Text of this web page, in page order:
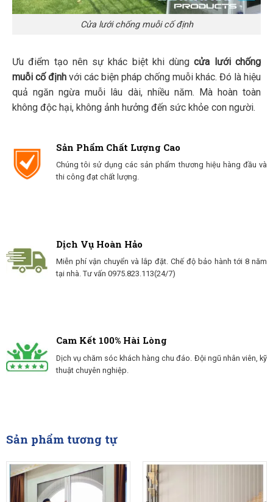
Cửa lưới chống muỗi cố định
Ưu điểm tạo nên sự khác biệt khi dùngcửa lưới chống
muỗi cố định với các biện pháp chống muỗi khác. Đó là hiệu
quả ngăn ngừa muỗi lâu dài, nhiều năm. Mà hoàn toàn
không độc hại, không ảnh hưởng đến sức khỏe con người.
Sản Phẩm Chất Lượng Cao
Chúng tôi sử dụng các sản phẩm thương hiệu hàng đầu và
thi công đạt chất lượng.
Dịch Vụ Hoàn Hảo
Miễn phí vận chuyển và lắp đặt. Chế độ bảo hành tới 8 năm
tại nhà. Tư vấn 0975.823.113(24/7)
Cam Kết 100% Hài Lòng
Dịch vụ chăm sóc khách hàng chu đáo. Đội ngũ nhân viên, kỹ
thuật chuyên nghiệp.
Sản phẩm tương tự